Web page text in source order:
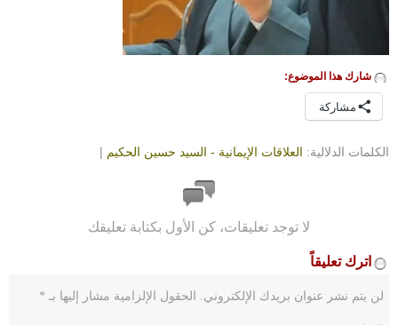
شارك هذا الموضوع:
مشاركة
الكلمات الدلالية: العلاقات الإيمانية - السيد حسين الحكيم |
لا توجد تعليقات، كن الأول بكتابة تعليقك
اترك تعليقاً
لن يتم نشر عنوان بريدك الإلكتروني. الحقول الإلزامية مشار إليها بـ *